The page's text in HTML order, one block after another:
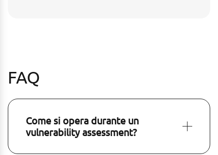
FAQ
Come si opera durante un
vulnerability assessment?